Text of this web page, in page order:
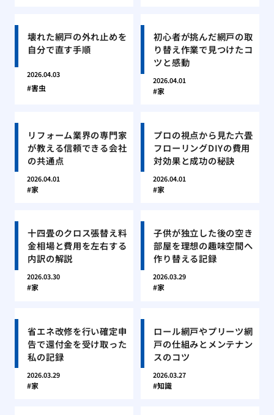
壊れた網戸の外れ止めを
自分で直す手順
2026.04.03
害虫
初心者が挑んだ網戸の取
り替え作業で見つけたコ
ツと感動
2026.04.01
家
リフォーム業界の専門家
が教える信頼できる会社
の共通点
2026.04.01
家
プロの視点から見た六畳
フローリングDIYの費用
対効果と成功の秘訣
2026.04.01
家
十四畳のクロス張替え料
金相場と費用を左右する
内訳の解説
2026.03.30
家
子供が独立した後の空き
部屋を理想の趣味空間へ
作り替える記録
2026.03.29
家
省エネ改修を行い確定申
告で還付金を受け取った
私の記録
2026.03.29
家
ロール網戸やプリーツ網
戸の仕組みとメンテナン
スのコツ
2026.03.27
知識